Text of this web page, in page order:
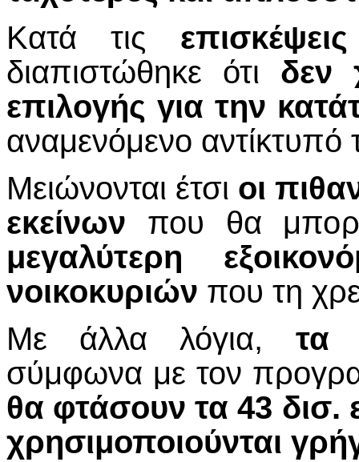
Κατά τις
διαπιστώθηκε ότι δεν
επιλογής για την
αναμενόμενο αντίκτυπό
Μειώνονται έτσι οι
εκείνων που θα
μεγαλύτερη
νοικοκυριών που τη
Με άλλα λόγια, τα
σύμφωνα με τον
θα φτάσουν τα 43 δισ.
χρησιμοποιούνται